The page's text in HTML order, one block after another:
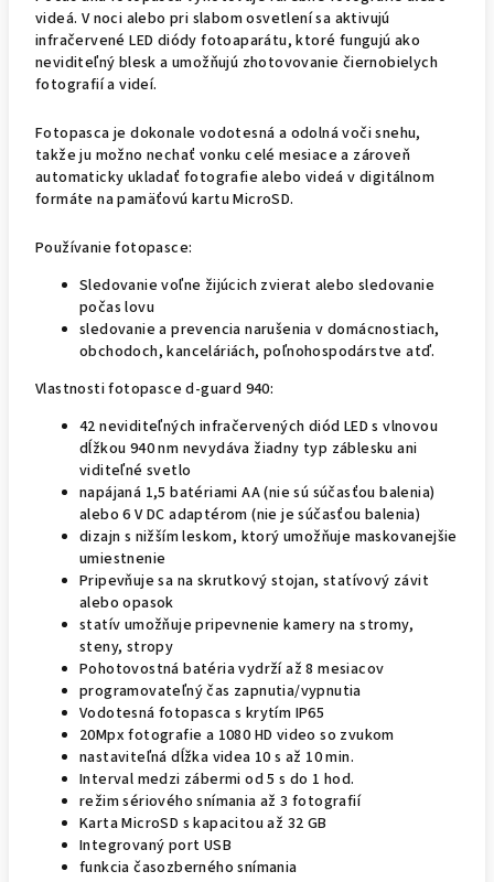
videá. V noci alebo pri slabom osvetlení sa aktivujú
infračervené LED diódy fotoaparátu, ktoré fungujú ako
neviditeľný blesk a umožňujú zhotovovanie čiernobielych
fotografií a videí.
Fotopasca je dokonale vodotesná a odolná voči snehu,
takže ju možno nechať vonku celé mesiace a zároveň
automaticky ukladať fotografie alebo videá v digitálnom
formáte na pamäťovú kartu MicroSD.
Používanie fotopasce:
Sledovanie voľne žijúcich zvierat alebo sledovanie
počas lovu
sledovanie a prevencia narušenia v domácnostiach,
obchodoch, kanceláriách, poľnohospodárstve atď.
Vlastnosti fotopasce d-guard 940:
42 neviditeľných infračervených diód LED s vlnovou
dĺžkou 940 nm nevydáva žiadny typ záblesku ani
viditeľné svetlo
napájaná 1,5 batériami AA (nie sú súčasťou balenia)
alebo 6 V DC adaptérom (nie je súčasťou balenia)
dizajn s nižším leskom, ktorý umožňuje maskovanejšie
umiestnenie
Pripevňuje sa na skrutkový stojan, statívový závit
alebo opasok
statív umožňuje pripevnenie kamery na stromy,
steny, stropy
Pohotovostná batéria vydrží až 8 mesiacov
programovateľný čas zapnutia/vypnutia
Vodotesná fotopasca s krytím IP65
20Mpx fotografie a 1080 HD video so zvukom
nastaviteľná dĺžka videa 10 s až 10 min.
Interval medzi zábermi od 5 s do 1 hod.
režim sériového snímania až 3 fotografií
Karta MicroSD s kapacitou až 32 GB
Integrovaný port USB
funkcia časozberného snímania